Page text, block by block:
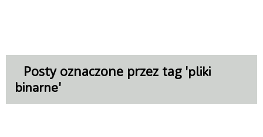
Posty oznaczone przez tag 'pliki
binarne'